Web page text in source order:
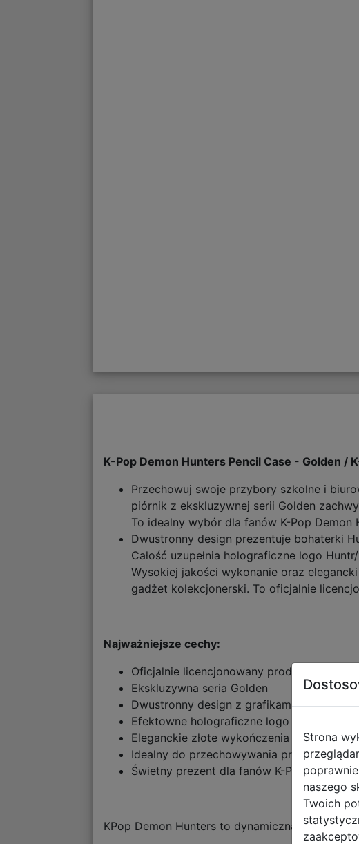
K-Pop Demon Hunters Pencil Case - Golden /
Przechowuj swoje przybory szkolne i
piórnik z ekskluzywnej serii Golden
To idealny wybór dla fanów K-Pop
Dwustronny design prezentuje bohaterki
Całość uzupełnia holograficzne logo
Wysokiej jakości wykonanie oraz
gadżet kolekcjonerski. To oficjalnie
Najważniejsze cechy:
Oficjalnie licencjonowany produkt K-Pop
Ekskluzywna seria Golden
Dwustronny design z grafikami Huntr/x
Efektowne holograficzne logo zespołu
Eleganckie złote wykończenia i zamek
Idealny do przechowywania przyborów
Świetny prezent dla fanów K-Pop Demon
KPop Demon Hunters to dynamiczna animacja
Strona
naszego
Twoich